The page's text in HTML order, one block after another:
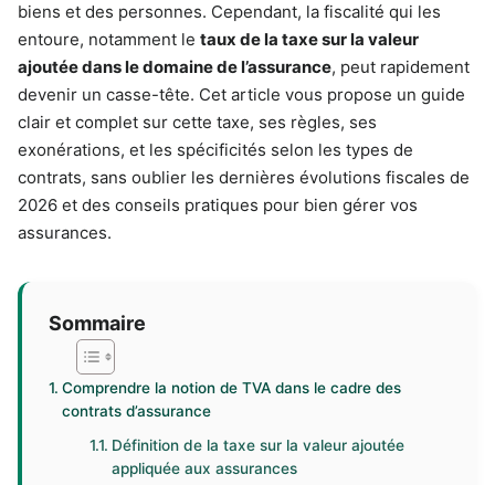
biens et des personnes. Cependant, la fiscalité qui les
entoure, notamment le taux de la taxe sur la valeur
ajoutée dans le domaine de l’assurance, peut rapidement
devenir un casse-tête. Cet article vous propose un guide
clair et complet sur cette taxe, ses règles, ses
exonérations, et les spécificités selon les types de
contrats, sans oublier les dernières évolutions fiscales de
2026 et des conseils pratiques pour bien gérer vos
assurances.
Sommaire
Comprendre la notion de TVA dans le cadre des
contrats d’assurance
Définition de la taxe sur la valeur ajoutée
appliquée aux assurances